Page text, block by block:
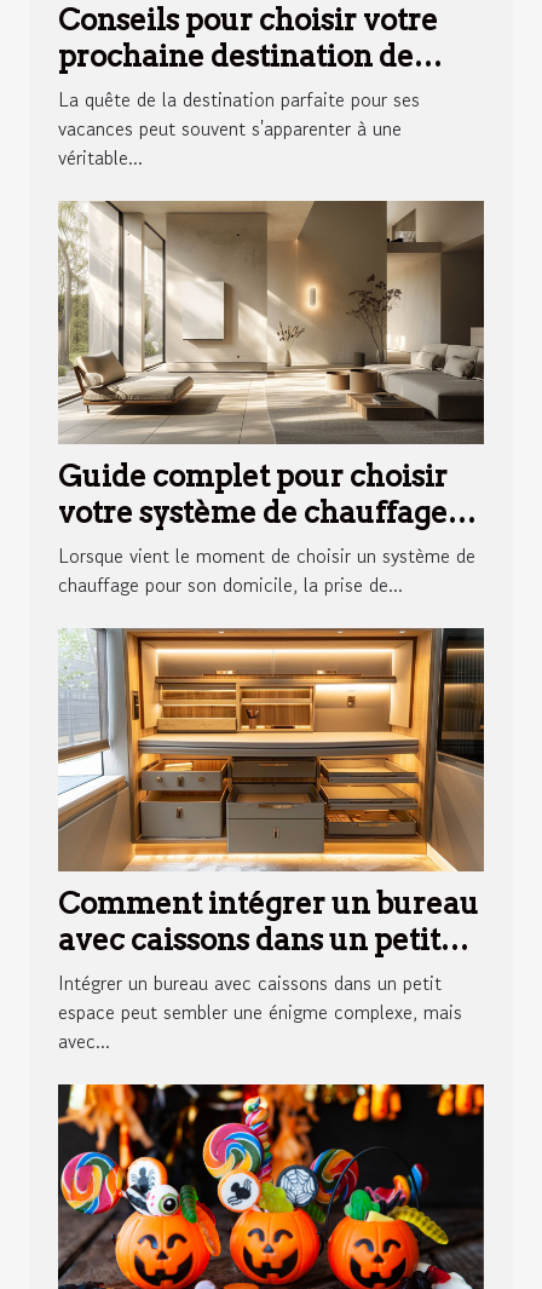
Conseils pour choisir votre
prochaine destination de
vacances
La quête de la destination parfaite pour ses
vacances peut souvent s'apparenter à une
véritable...
Guide complet pour choisir
votre système de chauffage
idéal
Lorsque vient le moment de choisir un système de
chauffage pour son domicile, la prise de...
Comment intégrer un bureau
avec caissons dans un petit
espace
Intégrer un bureau avec caissons dans un petit
espace peut sembler une énigme complexe, mais
avec...